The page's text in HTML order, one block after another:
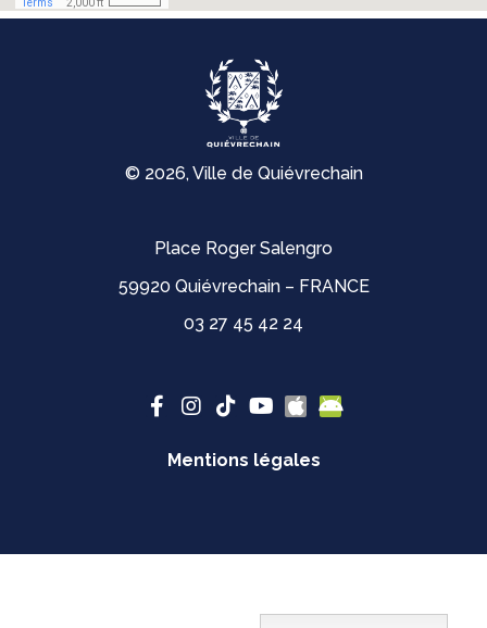
© 2026, Ville de Quiévrechain
Place Roger Salengro
59920 Quiévrechain – FRANCE
03 27 45 42 24
Mentions légales